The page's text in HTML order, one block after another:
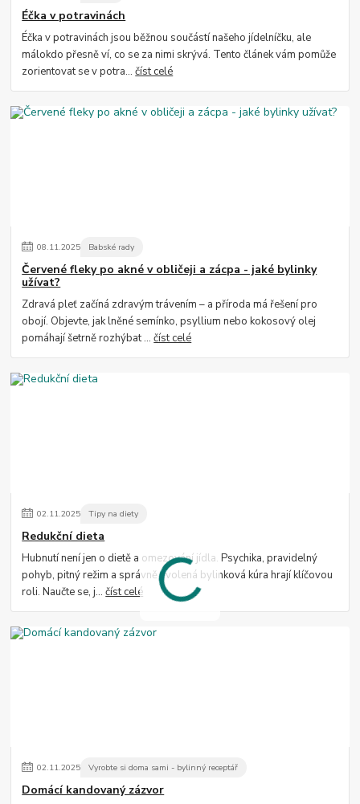
Éčka v potravinách
Éčka v potravinách jsou běžnou součástí našeho jídelníčku, ale
málokdo přesně ví, co se za nimi skrývá. Tento článek vám pomůže
zorientovat se v potra...číst celé
08.11.2025 Babské rady
Červené fleky po akné v obličeji a zácpa - jaké bylinky
užívat?
Zdravá pleť začíná zdravým trávením – a příroda má řešení pro
obojí. Objevte, jak lněné semínko, psyllium nebo kokosový olej
pomáhají šetrně rozhýbat ...číst celé
02.11.2025 Tipy na diety
Redukční dieta
Hubnutí není jen o dietě a omezování jídla. Psychika, pravidelný
pohyb, pitný režim a správně zvolená bylinková kúra hrají klíčovou
roli. Naučte se, j...číst celé
02.11.2025 Vyrobte si doma sami - bylinný receptář
Domácí kandovaný zázvor